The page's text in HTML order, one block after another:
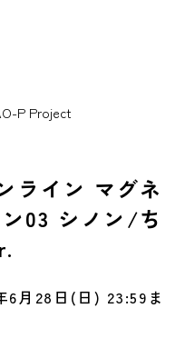
P Project
ライン マグネ
03 シノン/ち
6月28日(日) 23:59ま